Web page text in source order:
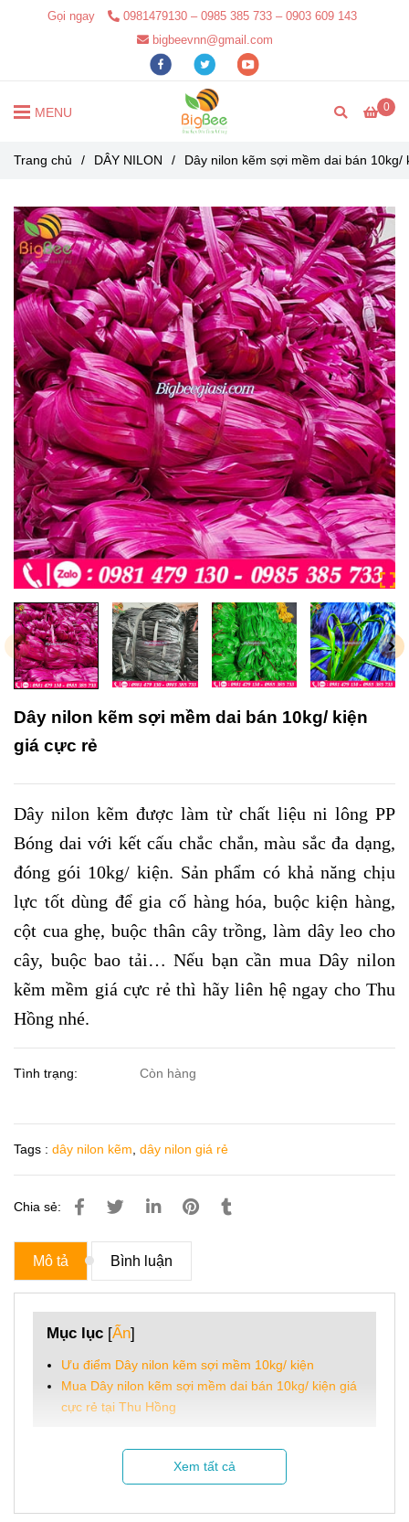
Gọi ngay
0981479130 – 0985 385 733 – 0903 609 143
bigbeevnn@gmail.com
0
MENU
Trang chủ / DÂY NILON / Dây nilon kẽm sợi mềm dai bán 10kg/
Dây nilon kẽm sợi mềm dai bán 10kg/ kiện
giá cực rẻ
Dây nilon kẽm được làm từ chất liệu ni lông PP
Bóng dai với kết cấu chắc chắn, màu sắc đa dạng,
đóng gói 10kg/ kiện. Sản phẩm có khả năng chịu
lực tốt dùng để gia cố hàng hóa, buộc kiện hàng,
cột cua ghẹ, buộc thân cây trồng, làm dây leo cho
cây, buộc bao tải… Nếu bạn cần mua Dây nilon
kẽm mềm giá cực rẻ thì hãy liên hệ ngay cho Thu
Hồng nhé.
Tình trạng: Còn hàng
Tags : dây nilon kẽm, dây nilon giá rẻ
Chia sẻ:
Mô tả Bình luận
Mục lục [Ẩn]
Ưu điểm Dây nilon kẽm sợi mềm 10kg/ kiện
Mua Dây nilon kẽm sợi mềm dai bán 10kg/ kiện giá
cực rẻ tại Thu Hồng
Thông tin sản phẩmXem tất cả